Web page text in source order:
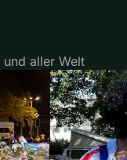
aller Welt